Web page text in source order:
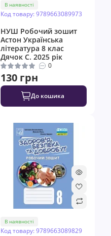
В наявності
Код товару: 9789663089973
НУШ ​Робочий зошит
Астон Українська
література 8 клас
Дячок С. 2025 рік
0
130 грн
До кошика
В наявності
Код товару: 9789663089829